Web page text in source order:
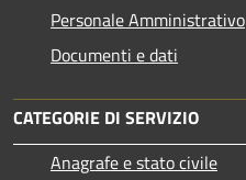
Personale Amministrativo
Documenti e dati
CATEGORIE DI SERVIZIO
Anagrafe e stato civile